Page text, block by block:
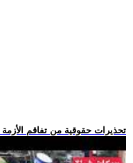
.. تحذيرات حقوقية من تفاقم